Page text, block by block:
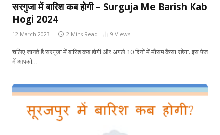
सरगुजा में बारिश कब होगी – Surguja Me Barish Kab
Hogi 2024
12 March 2023 2 Mins Read 9 Views
चलिए जानते है सरगुजा में बारिश कब होगी और अगले 10 दिनों में मौसम कैसा रहेगा. इस पेज
में आपको…